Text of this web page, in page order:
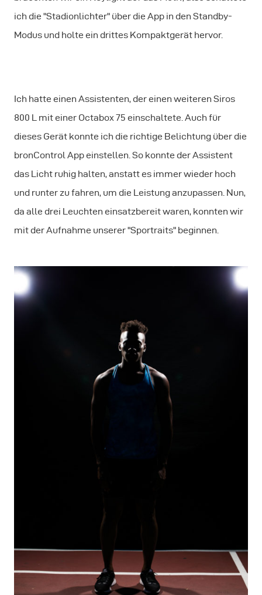
ich die "Stadionlichter" über die App in den Standby-
Modus und holte ein drittes Kompaktgerät hervor.
Ich hatte einen Assistenten, der einen weiteren Siros
800 L mit einer Octabox 75 einschaltete. Auch für
dieses Gerät konnte ich die richtige Belichtung über die
bronControl App einstellen. So konnte der Assistent
das Licht ruhig halten, anstatt es immer wieder hoch
und runter zu fahren, um die Leistung anzupassen. Nun,
da alle drei Leuchten einsatzbereit waren, konnten wir
mit der Aufnahme unserer "Sportraits" beginnen.